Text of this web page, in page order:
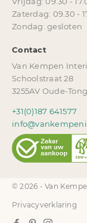
Zaterdag: 09.30 -
Zondag: gesloten
Contact
Van Kempen
Schoolstraat 28
3255AV Oude-
+31(0)187 641577
© 2026 - Van
Privacyverklaring